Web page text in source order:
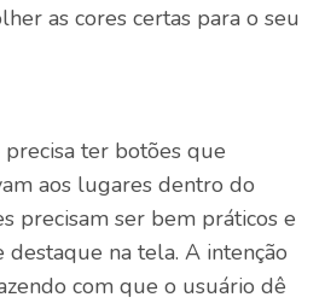
as cores certas para o seu
ter botões que
aos lugares dentro do
precisam ser bem práticos e
na tela. A intenção
com que o usuário dê